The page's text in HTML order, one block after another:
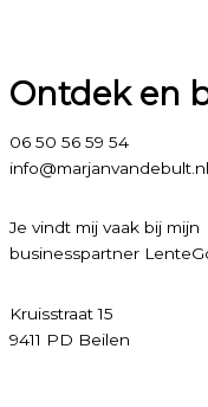
Ontdek en
06 50 56 59 54
info@marjanvandebult.nl
Je vindt mij vaak bij mijn
businesspartner
Kruisstraat 15
9411 PD Beilen